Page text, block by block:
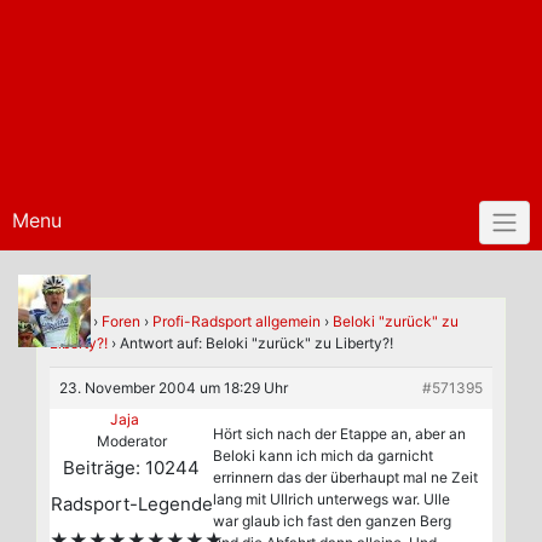
Menu
Home › Foren › Profi-Radsport allgemein › Beloki "zurück" zu
Liberty?! › Antwort auf: Beloki "zurück" zu Liberty?!
23. November 2004 um 18:29 Uhr
#571395
Jaja
Moderator
Beiträge: 10244
Radsport-Legende
Hört sich nach der Etappe an, aber an
Beloki kann ich mich da garnicht
errinnern das der überhaupt mal ne Zeit
lang mit Ullrich unterwegs war. Ulle
war glaub ich fast den ganzen Berg